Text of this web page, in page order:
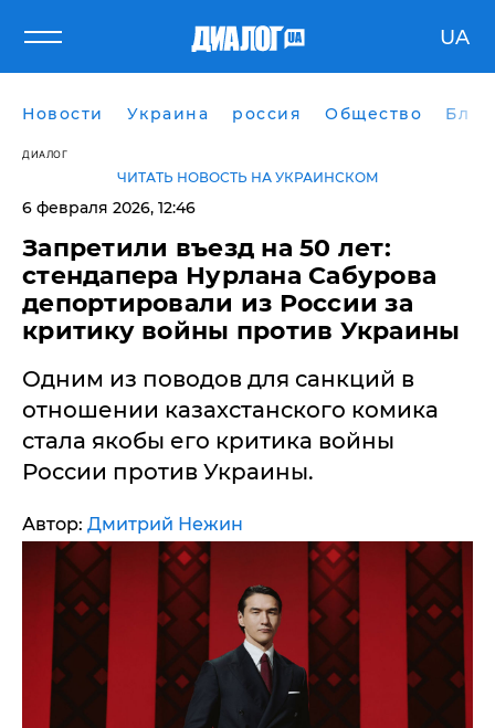
UA
Новости Украина россия Общество
ДИАЛОГ
ЧИТАТЬ НОВОСТЬ НА УКРАИНСКОМ
6 февраля 2026, 12:46
Запретили въезд на 50 лет:
стендапера Нурлана Сабурова
депортировали из России за
критику войны против Украины
Одним из поводов для санкций в
отношении казахстанского комика
стала якобы его критика войны
России против Украины.
Автор: Дмитрий Нежин